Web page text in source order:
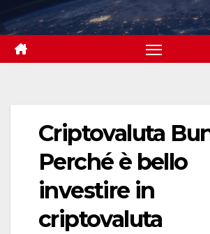
to
content
Criptovaluta
Perché è bello
investire in
criptovaluta